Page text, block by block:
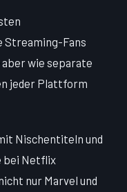
Streaming-Fans
wie separate
jeder Plattform
Nischentiteln und
bei Netflix
nur Marvel und